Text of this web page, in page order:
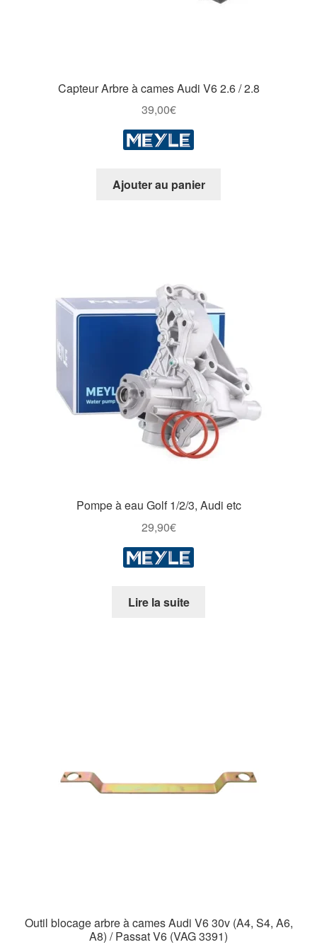
Capteur Arbre à cames Audi V6 2.6 / 2.8
39,00€
Ajouter au panier
Pompe à eau Golf 1/2/3, Audi etc
29,90€
Lire la suite
Outil blocage arbre à cames Audi V6 30v (A4, S4, A6,
A8) / Passat V6 (VAG 3391)